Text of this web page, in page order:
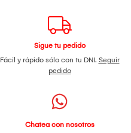
Sigue tu pedido
Fácil y rápido sólo con tu DNI. Seguir
pedido
Chatea con nosotros